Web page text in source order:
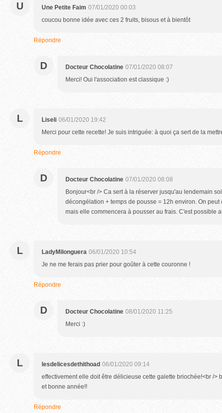
U Une Petite Faim 07/01/2020 00:03
coucou bonne idée avec ces 2 fruits, bisous et à bientôt
Répondre
D Docteur Chocolatine 07/01/2020 08:07
Merci! Oui l'association est classique :)
L Liseli 06/01/2020 19:42
Merci pour cette recette! Je suis intriguée: à quoi ça sert de la
Répondre
D Docteur Chocolatine 07/01/2020 08:08
Bonjour<br /> Ca sert à la réserver jusqu'au lendemain
décongélation + temps de pousse = 12h environ. On
mais elle commencera à pousser au frais. C'est possible
L LadyMilonguera 06/01/2020 10:54
Je ne me ferais pas prier pour goûter à cette couronne !
Répondre
D Docteur Chocolatine 08/01/2020 11:25
Merci :)
L lesdelicesdethithoad 06/01/2020 09:14
effectivement elle doit être délicieuse cette galette briochée!<br />
et bonne année!!
Répondre